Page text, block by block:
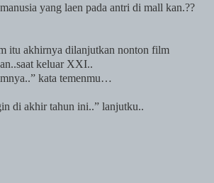
yang laen pada antri di mall kan.??
itu akhirnya dilanjutkan nonton film
keluar XXI..
kata temenmu…
di akhir tahun ini..” lanjutku..